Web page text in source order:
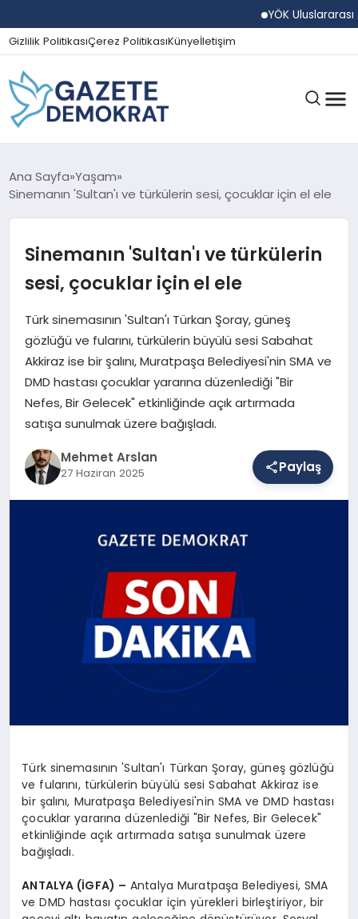
YÖK Uluslararası
Gizlilik PolitikasıÇerez PolitikasıKünyeİletişim
GÜNDEM
SPOR
MAGAZIN
SAĞLIK
EĞITIM
Ana Sayfa Yaşam
Sinemanın 'Sultan'ı ve türkülerin sesi, çocuklar için el ele
Sinemanın 'Sultan'ı ve türkülerin
sesi, çocuklar için el ele
Türk sinemasının 'Sultan'ı Türkan Şoray, güneş
gözlüğü ve fularını, türkülerin büyülü sesi Sabahat
Akkiraz ise bir şalını, Muratpaşa Belediyesi'nin SMA ve
DMD hastası çocuklar yararına düzenlediği "Bir
Nefes, Bir Gelecek" etkinliğinde açık artırmada
satışa sunulmak üzere bağışladı.
Mehmet Arslan
27 Haziran 2025 Paylaş
Türk sinemasının 'Sultan'ı Türkan Şoray, güneş gözlüğü
ve fularını, türkülerin büyülü sesi Sabahat Akkiraz ise
bir şalını, Muratpaşa Belediyesi'nin SMA ve DMD hastası
çocuklar yararına düzenlediği "Bir Nefes, Bir Gelecek"
etkinliğinde açık artırmada satışa sunulmak üzere
bağışladı.
ANTALYA (İGFA) – Antalya Muratpaşa Belediyesi, SMA
ve DMD hastası çocuklar için yürekleri birleştiriyor, bir